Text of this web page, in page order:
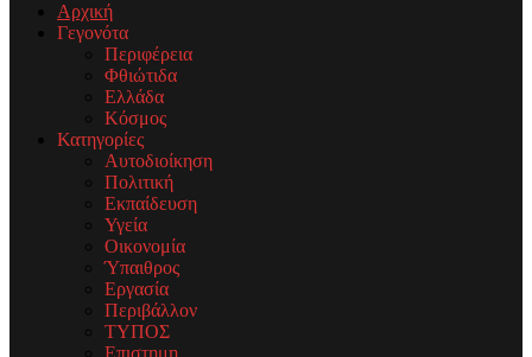
Αρχική
Γεγονότα
Περιφέρεια
Φθιώτιδα
Ελλάδα
Κόσμος
Κατηγορίες
Αυτοδιοίκηση
Πολιτική
Εκπαίδευση
Υγεία
Οικονομία
Ύπαιθρος
Εργασία
Περιβάλλον
ΤΥΠΟΣ
Επιστημη